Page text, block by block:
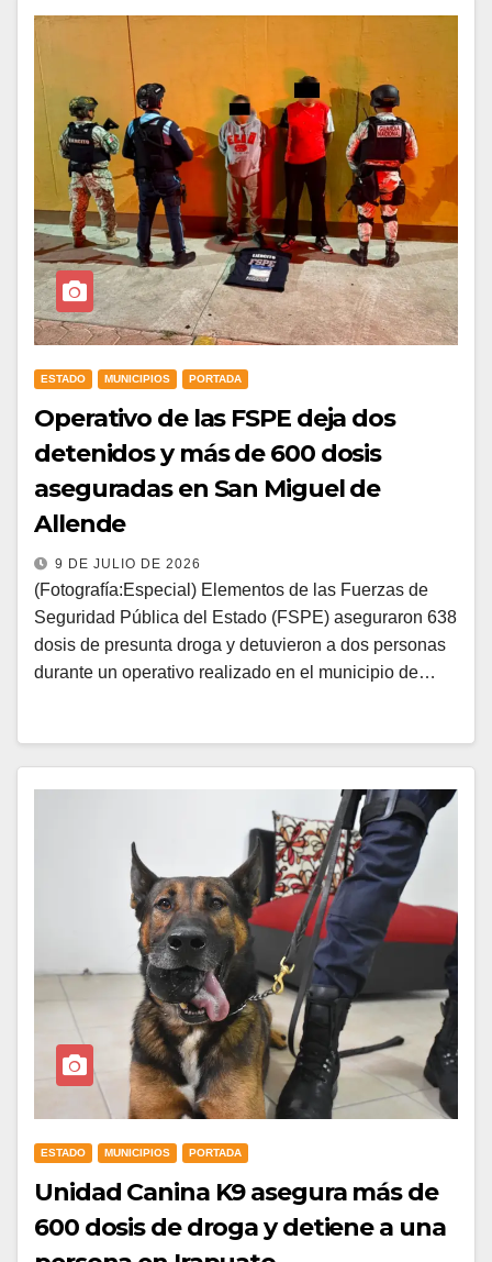
ESTADO MUNICIPIOS PORTADA
Operativo de las FSPE deja dos
detenidos y más de 600 dosis
aseguradas en San Miguel de
Allende
9 DE JULIO DE 2026
(Fotografía:Especial) Elementos de las Fuerzas de
Seguridad Pública del Estado (FSPE) aseguraron 638
dosis de presunta droga y detuvieron a dos personas
durante un operativo realizado en el municipio de…
ESTADO MUNICIPIOS PORTADA
Unidad Canina K9 asegura más de
600 dosis de droga y detiene a una